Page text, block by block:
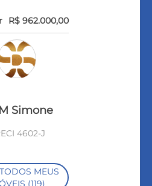
R$ 962.000,00
Simone
4602-J
MEUS
(119)